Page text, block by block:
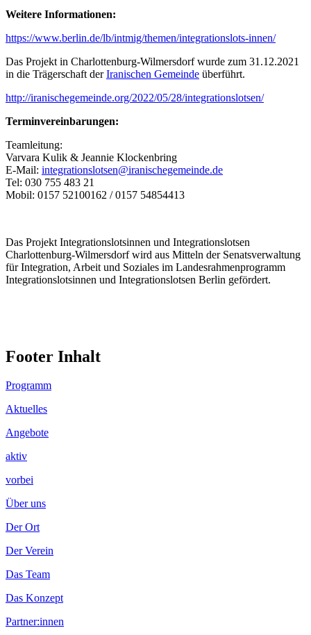
Weitere Informationen:
https://www.berlin.de/lb/intmig/themen/integrationslots-innen/
Das Projekt in Charlottenburg-Wilmersdorf wurde zum 31.12.2021
in die Trägerschaft derIranischen Gemeinde überführt.
http://iranischegemeinde.org/2022/05/28/integrationslotsen/
Terminvereinbarungen:
Teamleitung:
Varvara Kulik & Jeannie Klockenbring
E-Mail: integrationslotsen@iranischegemeinde.de
Tel: 030 755 483 21
Mobil: 0157 52100162 / 0157 54854413
Das Projekt Integrationslotsinnen und Integrationslotsen
Charlottenburg-Wilmersdorf wird aus Mitteln der Senatsverwaltung
für Integration, Arbeit und Soziales im Landesrahmenprogramm
Integrationslotsinnen und Integrationslotsen Berlin gefördert.
Footer Inhalt
Programm
Aktuelles
Angebote
aktiv
vorbei
Über uns
Der Ort
Der Verein
Das Team
Das Konzept
Partner:innen